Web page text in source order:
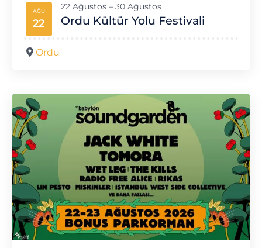
AĞU
22 Ordu Kültür Yolu Festivali
22 Ağustos – 30 Ağustos
Ordu